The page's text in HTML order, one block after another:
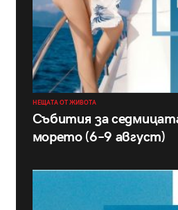
НЕЩАТА ОТ ЖИВОТА
Събития за
морето (6–9 август)